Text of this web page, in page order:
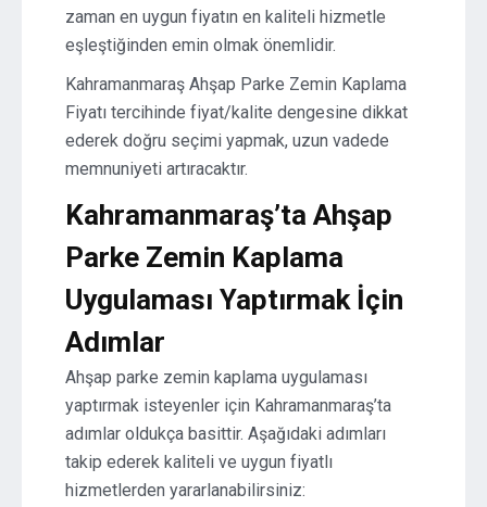
zaman en uygun fiyatın en kaliteli hizmetle
eşleştiğinden emin olmak önemlidir.
Kahramanmaraş Ahşap Parke Zemin Kaplama
Fiyatı tercihinde fiyat/kalite dengesine dikkat
ederek doğru seçimi yapmak, uzun vadede
memnuniyeti artıracaktır.
Kahramanmaraş’ta Ahşap
Parke Zemin Kaplama
Uygulaması Yaptırmak İçin
Adımlar
Ahşap parke zemin kaplama uygulaması
yaptırmak isteyenler için Kahramanmaraş’ta
adımlar oldukça basittir. Aşağıdaki adımları
takip ederek kaliteli ve uygun fiyatlı
hizmetlerden yararlanabilirsiniz: